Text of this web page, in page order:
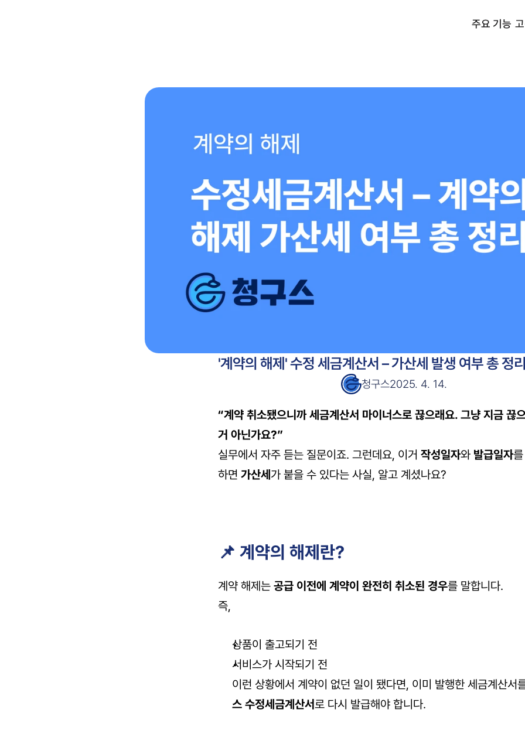
'계약의 해제' 수정 세금계산서 – 가산세 발생 여부 총 정
청구스2025. 4. 14.
“계약 취소됐으니까 세금계산서 마이너스로 끊으래요. 그냥 지금 끊
거 아닌가요?”
실무에서 자주 듣는 질문이죠. 그런데요, 이거 작성일자와 발급일자
하면 가산세 가 붙을 수 있다는 사실, 알고 계셨나요?
📌 계약의 해제란?
계약 해제는 공급 이전에 계약이 완전히 취소된 경우를 말합니다.
즉,
상품이 출고되기 전
서비스가 시작되기 전
이런 상황에서 계약이 없던 일이 됐다면, 이미 발행한 세금계산서
스 수정세금계산서로 다시 발급해야 합니다.
주요 기능